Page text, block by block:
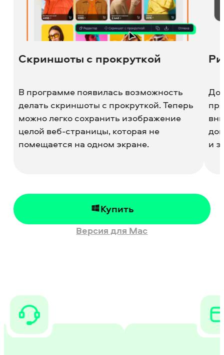
Скриншоты с прокруткой
В программе появилась возможность
делать скриншоты с прокруткой. Теперь
можно легко сохранить изображение
целой веб-страницы, которая не
помещается на одном экране.
и
Купить
Версия для Mac